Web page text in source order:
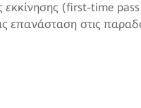
την αποδοτικότητα και
ενοποιημένη
ασφάλειας E2E, με
διαχείρισης ασφάλειας
εκκίνησης (first-time
επανάσταση στις